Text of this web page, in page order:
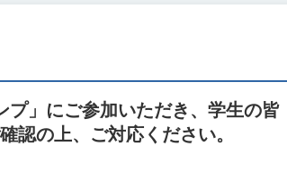
プ」にご参加いただき、学生の皆
認の上、ご対応ください。